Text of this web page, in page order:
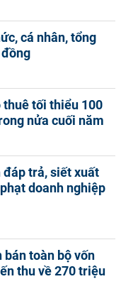
cá nhân, tổng
thuê tối thiểu 100
nửa cuối năm
đáp trả, siết xuất
doanh nghiệp
bán toàn bộ vốn
thu về 270 triệu